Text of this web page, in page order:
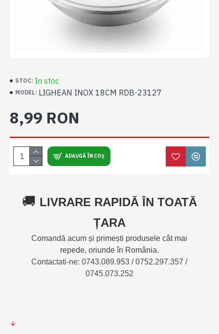
STOC: In stoc
MODEL: LIGHEAN INOX 18CM RDB-23127
8,99 RON
ADAUGĂ ÎN COȘ
🚚 LIVRARE RAPIDĂ ÎN TOATĂ
ȚARA
Comandă acum și primești produsele cât mai
repede, oriunde în România.
Contactati-ne: 0743.089.953 / 0752.297.357 /
0745.073.252